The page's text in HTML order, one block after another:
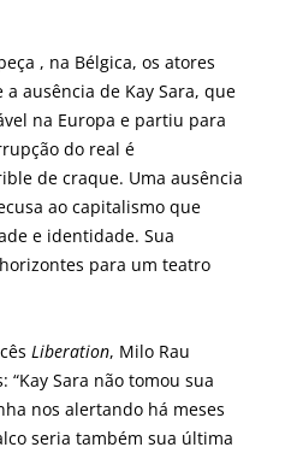
, na Bélgica, os atores
ausência de Kay Sara, que
na Europa e partiu para
do real é
de craque. Uma ausência
ao capitalismo que
e identidade. Sua
para um teatro
Liberation, Milo Rau
“Kay Sara não tomou sua
nos alertando há meses
seria também sua última